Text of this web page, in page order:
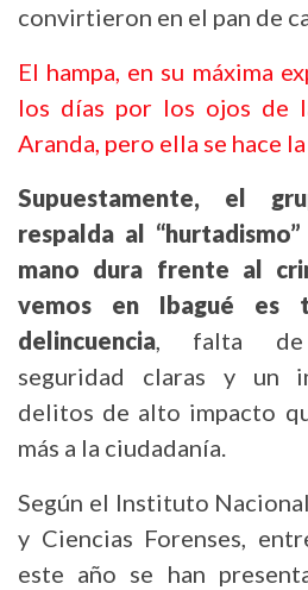
convirtieron en el pan de
El hampa, en su máxima
los días por los ojos de
Aranda, pero ella se hace
Supuestamente, el
respalda al
mano dura frente al
vemos en Ibagué es
delincuencia, falta de
seguridad claras y un
delitos de alto impacto
más a la ciudadanía.
Según el Instituto
y Ciencias Forenses,
este año se han